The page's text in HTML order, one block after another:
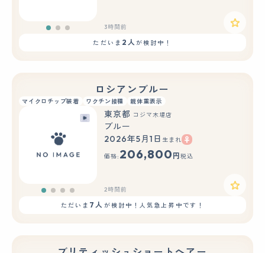
3時間前
ただいま 2人が検討中！
ロシアンブルー
マイクロチップ装着 ワクチン接種 親体重表示
東京都 コジマ木場店
ブルー
2026年5月1日 生まれ
価格: 206,800 円 税込
2時間前
ただいま 7人 が検討中！人気急上昇中です！